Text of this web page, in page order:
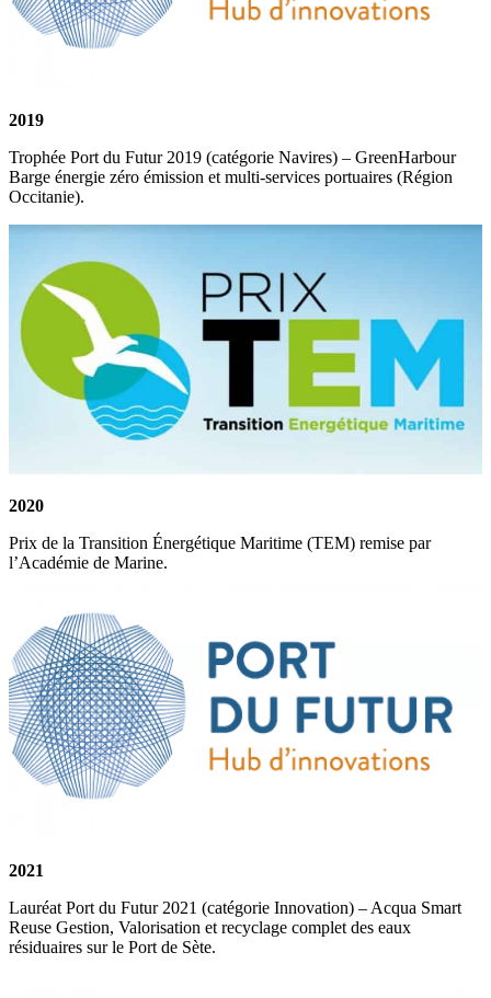
2019
Trophée Port du Futur 2019 (catégorie Navires) – GreenHarbour
Barge énergie zéro émission et multi-services portuaires (Région
Occitanie).
2020
Prix de la Transition Énergétique Maritime (TEM) remise par
l’Académie de Marine.
2021
Lauréat Port du Futur 2021 (catégorie Innovation) – Acqua Smart
Reuse Gestion, Valorisation et recyclage complet des eaux
résiduaires sur le Port de Sète.